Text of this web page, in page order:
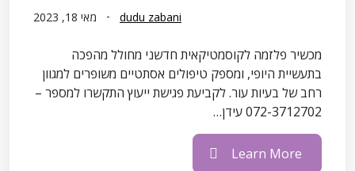
מאי 18, 2023 dudu zabani
מכשיר פלזמה לקוסמטיקאית חדשני מחולל מהפכה
בתעשיית היופי, ומספק טיפולים אסתטיים משופרים למגוון
רחב של בעיות עור. לקביעת פגישת ייעוץ התקשרו למספר –
072-3712702 עידן…
Learn More